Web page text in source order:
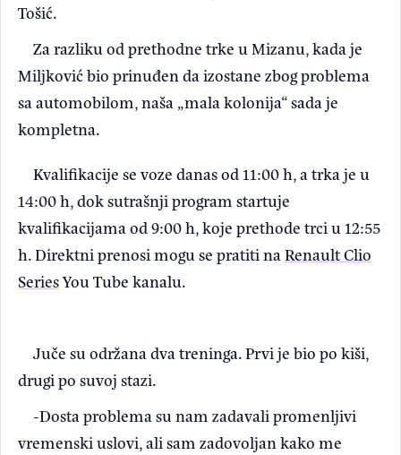
Tošić.
Za razliku od prethodne trke u Mizanu, kada je
Miljković bio prinuđen da izostane zbog problema
sa automobilom, naša „mala kolonija“ sada je
kompletna.
Kvalifikacije se voze danas od 11:00 h, a trka je u
14:00 h, dok sutrašnji program startuje
kvalifikacijama od 9:00 h, koje prethode trci u 12:55
h. Direktni prenosi mogu se pratiti naRenault Clio
SeriesYou Tube kanalu.
Juče su održana dva treninga. Prvi je bio po kiši,
drugi po suvoj stazi.
-Dosta problema su nam zadavali promenljivi
vremenski uslovi, ali sam zadovoljan kako me